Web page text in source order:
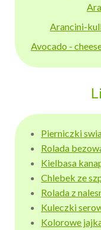
Arancini-
Avocado -
Pierniczki
Rolada
Kielbasa
Chlebek ze
Rolada z
Kuleczki
Kolorowe